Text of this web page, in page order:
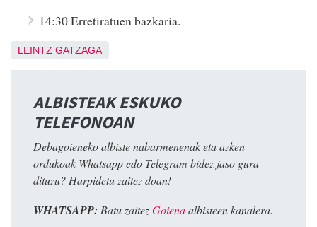
14:30 Erretiratuen bazkaria.
LEINTZ GATZAGA
ALBISTEAK ESKUKO
TELEFONOAN
Debagoieneko albiste nabarmenenak eta azken
ordukoak Whatsapp edo Telegram bidez jaso gura
dituzu? Harpidetu zaitez doan!
WHATSAPP: Batu zaitezGoienaalbisteen kanalera.